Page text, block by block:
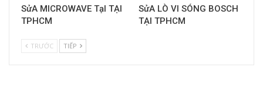
SửA MICROWAVE TạI TẠI
TPHCM
SửA LÒ VI SÓNG BOSCH
TẠI TPHCM
TRƯỚC TIẾP